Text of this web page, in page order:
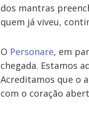
dos mantras
quem já viveu,
O Personare, em
chegada. Estamos
Acreditamos que o
com o coração